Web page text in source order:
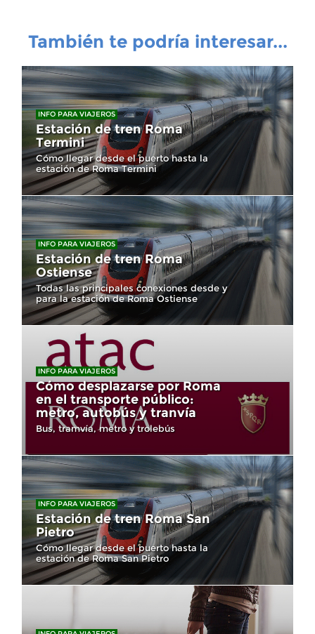
También te podría interesar...
INFO PARA VIAJEROS
Estación de tren Roma
Termini
Cómo llegar desde el puerto hasta la
estación de Roma Termini
INFO PARA VIAJEROS
Estación de tren Roma
Ostiense
Todas las principales conexiones desde y
para la estación de Roma Ostiense
INFO PARA VIAJEROS
Cómo desplazarse por Roma
en el transporte público:
metro, autobús y tranvía
Bus, tramvía, metro y trolebús
INFO PARA VIAJEROS
Estación de tren Roma San
Pietro
Cómo llegar desde el puerto hasta la
estación de Roma San Pietro